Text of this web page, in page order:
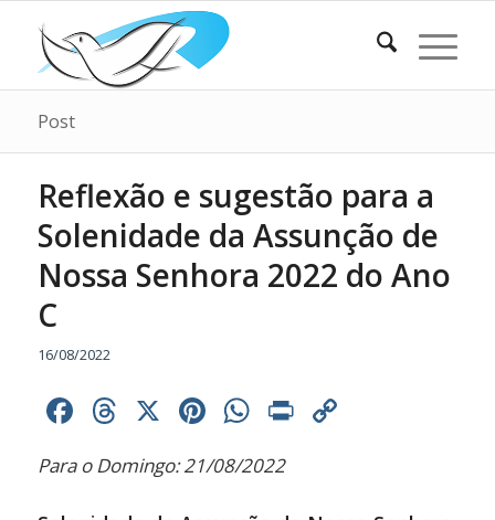
Post
Reflexão e sugestão para a
Solenidade da Assunção de
Nossa Senhora 2022 do Ano
C
16/08/2022
Facebook
Threads
X Pinterest
WhatsApp
Print
Para o Domingo: 21/08/2022